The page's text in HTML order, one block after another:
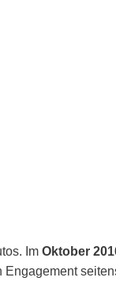
Im Oktober
Engagement